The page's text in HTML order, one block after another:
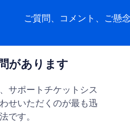
ご質問、コメント、ご懸
があります
サポートチケットシス
せいただくのが最も迅
です。